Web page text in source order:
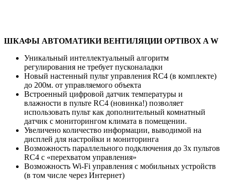
ШКАФЫ АВТОМАТИКИ ВЕНТИЛЯЦИИ OPTIBOX A W
Уникальный интеллектуальный алгоритм
регулирования не требует пусконаладки
Новый настенный пульт управления RC4 (в комплекте)
до 200м. от управляемого объекта
Встроенный цифровой датчик температуры и
влажности в пульте RC4 (новинка!) позволяет
использовать пульт как дополнительный комнатный
датчик c мониторингом климата в помещении.
Увеличено количество информации, выводимой на
дисплей для настройки и мониторинга
Возможность параллельного подключения до 3х пультов
RC4 с «перехватом управления»
Возможность Wi-Fi управления с мобильных устройств
(в том числе через Интернет)